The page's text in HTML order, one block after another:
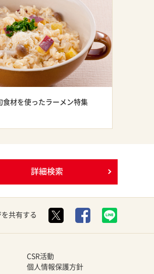
食材を使ったラーメン特集
詳細検索
共有する
CSR活動
個人情報保護方針